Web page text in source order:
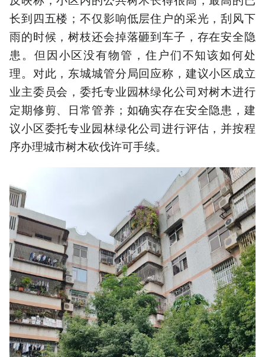
长到四五楼；不仅影响低层住户的采光，刮风下
雨的时候，树枝还会掉落砸到车子，存在安全隐
患。但因小区没有物管，住户们不知该如何处
理。对此，东城城管分局回应称，建议小区成立
业主委员会，委托专业园林绿化公司对树木进行
定期修剪、日常管养；如确实存在安全隐患，建
议小区委托专业园林绿化公司进行评估，并按程
序办理城市树木砍伐许可手续。